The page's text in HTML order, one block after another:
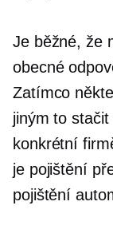
Je běžné, že
obecné
Zatímco
jiným to
konkrétní
je pojištění
pojištění